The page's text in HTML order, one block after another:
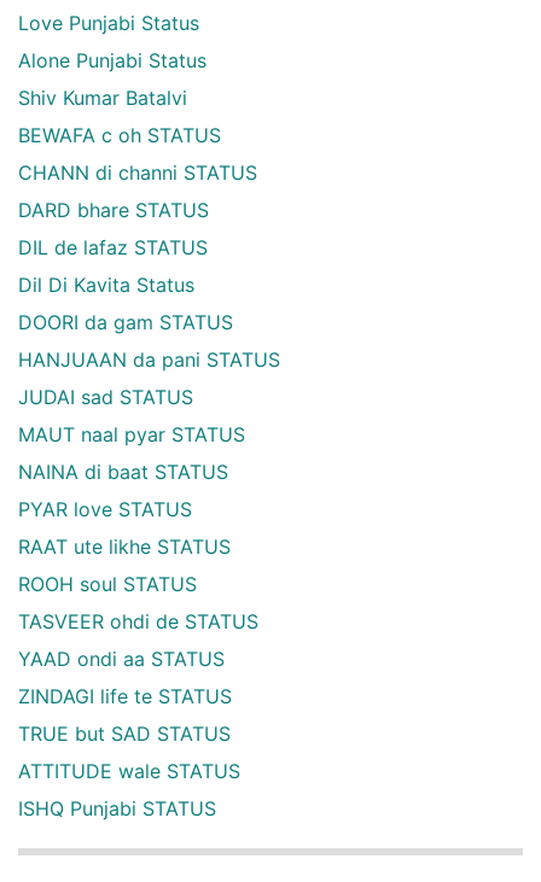
Love Punjabi Status
Alone Punjabi Status
Shiv Kumar Batalvi
BEWAFA c oh STATUS
CHANN di channi STATUS
DARD bhare STATUS
DIL de lafaz STATUS
Dil Di Kavita Status
DOORI da gam STATUS
HANJUAAN da pani STATUS
JUDAI sad STATUS
MAUT naal pyar STATUS
NAINA di baat STATUS
PYAR love STATUS
RAAT ute likhe STATUS
ROOH soul STATUS
TASVEER ohdi de STATUS
YAAD ondi aa STATUS
ZINDAGI life te STATUS
TRUE but SAD STATUS
ATTITUDE wale STATUS
ISHQ Punjabi STATUS